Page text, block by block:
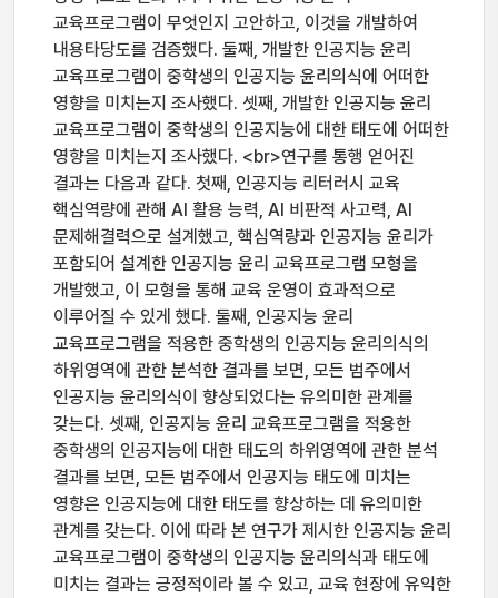
교육프로그램이 무엇인지 고안하고, 이것을 개발하여
내용타당도를 검증했다. 둘째, 개발한 인공지능 윤리
교육프로그램이 중학생의 인공지능 윤리의식에 어떠한
영향을 미치는지 조사했다. 셋째, 개발한 인공지능 윤리
교육프로그램이 중학생의 인공지능에 대한 태도에 어떠한
영향을 미치는지 조사했다. <br>연구를 통행 얻어진
결과는 다음과 같다. 첫째, 인공지능 리터러시 교육
핵심역량에 관해 AI 활용 능력, AI 비판적 사고력, AI
문제해결력으로 설계했고, 핵심역량과 인공지능 윤리가
포함되어 설계한 인공지능 윤리 교육프로그램 모형을
개발했고, 이 모형을 통해 교육 운영이 효과적으로
이루어질 수 있게 했다. 둘째, 인공지능 윤리
교육프로그램을 적용한 중학생의 인공지능 윤리의식의
하위영역에 관한 분석한 결과를 보면, 모든 범주에서
인공지능 윤리의식이 향상되었다는 유의미한 관계를
갖는다. 셋째, 인공지능 윤리 교육프로그램을 적용한
중학생의 인공지능에 대한 태도의 하위영역에 관한 분석
결과를 보면, 모든 범주에서 인공지능 태도에 미치는
영향은 인공지능에 대한 태도를 향상하는 데 유의미한
관계를 갖는다. 이에 따라 본 연구가 제시한 인공지능 윤리
교육프로그램이 중학생의 인공지능 윤리의식과 태도에
미치는 결과는 긍정적이라 볼 수 있고, 교육 현장에 유익한